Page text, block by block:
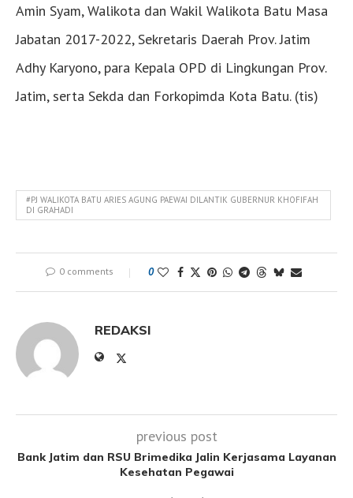
Amin Syam, Walikota dan Wakil Walikota Batu Masa
Jabatan 2017-2022, Sekretaris Daerah Prov. Jatim
Adhy Karyono, para Kepala OPD di Lingkungan Prov.
Jatim, serta Sekda dan Forkopimda Kota Batu. (tis)
#PJ WALIKOTA BATU ARIES AGUNG PAEWAI DILANTIK GUBERNUR KHOFIFAH
DI GRAHADI
0 comments 0
REDAKSI
previous post
Bank Jatim dan RSU Brimedika Jalin Kerjasama Layanan
Kesehatan Pegawai